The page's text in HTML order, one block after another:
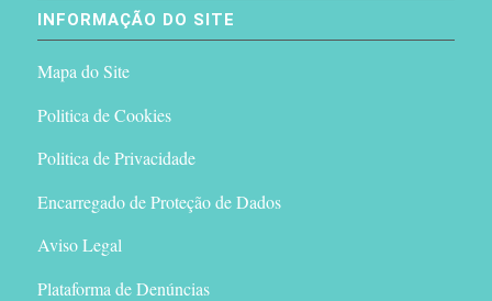
INFORMAÇÃO DO SITE
Mapa do Site
Politica de Cookies
Politica de Privacidade
Encarregado de Proteção de Dados
Aviso Legal
Plataforma de Denúncias